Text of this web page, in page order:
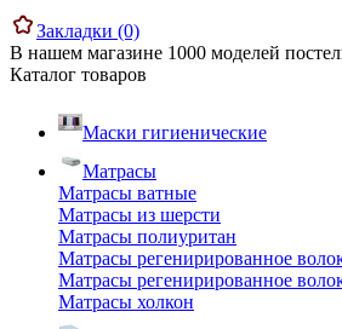
Закладки (0)
В нашем магазине 1000 моделей
Каталог товаров
Маски гигиенические
Матрасы
Матрасы ватные
Матрасы из шерсти
Матрасы полиуритан
Матрасы регенирированное
Матрасы регенирированное
Матрасы холкон